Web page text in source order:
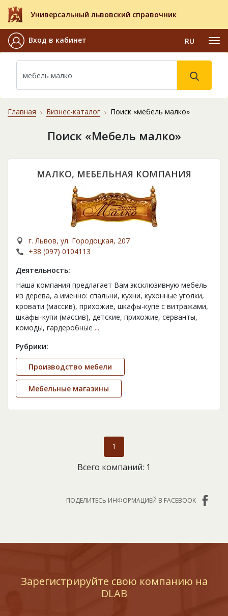
Универсальный львовский справочник
Вход в кабинет RU
Главная Бизнес-каталог Поиск «мебель малко»
Поиск «Мебель малко»
МАЛКО, МЕБЕЛЬНАЯ КОМПАНИЯ
г. Львов, ул. Городоцкая, 207
+38 (097) 0104113
Деятельность:
Наша компания предлагает Вам эксклюзивную мебель
из дерева, а именно: спальни, кухни, кухонные уголки,
кровати (массив), прихожие, шкафы-купе с витражами,
шкафы-купи (массив), детские, прихожие, серванты,
комоды, гардеробные ...
Рубрики:
Производство мебели
Мебельные магазины
1
Всего компаний: 1
ПОДЕЛИТЕСЬ ИНФОРМАЦИЕЙ В FACEBOOK
Зарегистрируйте свою компанию на
DLAB